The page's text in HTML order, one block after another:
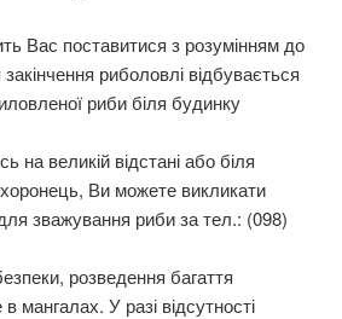
Вас поставитися з розумінням до
риболовлі відбувається
риби біля будинку
на великій відстані або біля
Ви можете викликати
зважування риби за тел.: (098)
розведення багаття
мангалах. У разі відсутності